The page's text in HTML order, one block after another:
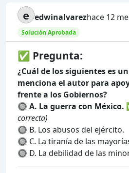
e edwinalvarezhace 12
Solución Aprobada
✅ Pregunta:
¿Cuál de los siguientes es
menciona el autor para
frente a los Gobiernos?
🔘 A. La guerra con México.
correcta)
🔘 B. Los abusos del ejército.
🔘 C. La tiranía de las
🔘 D. La debilidad de las